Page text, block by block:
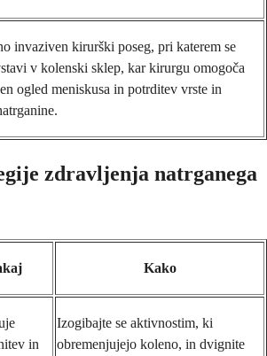
invaziven kirurški poseg, pri katerem se
v kolenski sklep, kar kirurgu omogoča
ogled meniskusa in potrditev vrste in
zdravljenja natrganega
Kako
in
Izogibajte se aktivnostim, ki
obremenjujejo koleno, in dvignite